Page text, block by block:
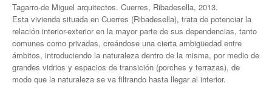
Tagarro-de Miguel arquitectos. Cuerres, Ribadesella, 2013.
Esta vivienda situada en Cuerres (Ribadesella), trata de potenciar la
relación interior-exterior en la mayor parte de sus dependencias, tanto
comunes como privadas, creándose una cierta ambigüedad entre
ámbitos, introduciendo la naturaleza dentro de la misma, por medio de
grandes vidrios y espacios de transición (porches y terrazas), de
modo que la naturaleza se va filtrando hasta llegar al interior.